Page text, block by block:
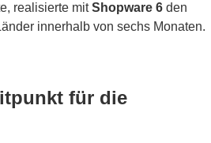
realisierte mitShopware 6 den
innerhalb von sechs Monaten.
für die